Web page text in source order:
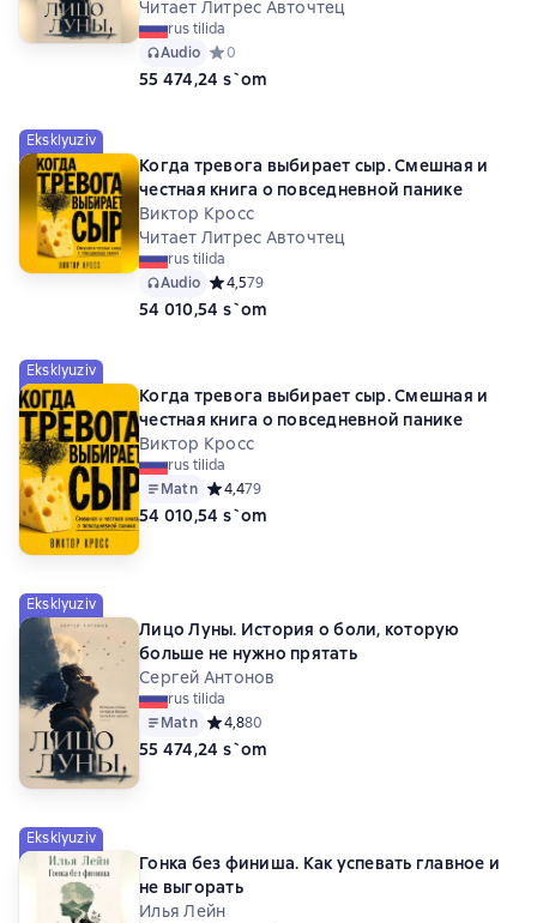
Читает Литрес Авточтец
rus tilida
Audio Средний рейтинг 0 на основе 0 оценок
0
55 474,24 s`om
Eksklyuziv
Когда тревога выбирает сыр. Смешная и
честная книга о повседневной панике
Виктор Кросс
Читает Литрес Авточтец
rus tilida
Audio Средний рейтинг 4,5 на основе 79 оценок
4,579
54 010,54 s`om
Eksklyuziv
Когда тревога выбирает сыр. Смешная и
честная книга о повседневной панике
Виктор Кросс
rus tilida
Matn Средний рейтинг 4,4 на основе 79 оценок
4,479
54 010,54 s`om
Eksklyuziv
Лицо Луны. История о боли, которую
больше не нужно прятать
Сергей Антонов
rus tilida
Matn Средний рейтинг 4,8 на основе 80 оценок
4,880
55 474,24 s`om
Eksklyuziv
Гонка без финиша. Как успевать главное и
не выгорать
Илья Лейн